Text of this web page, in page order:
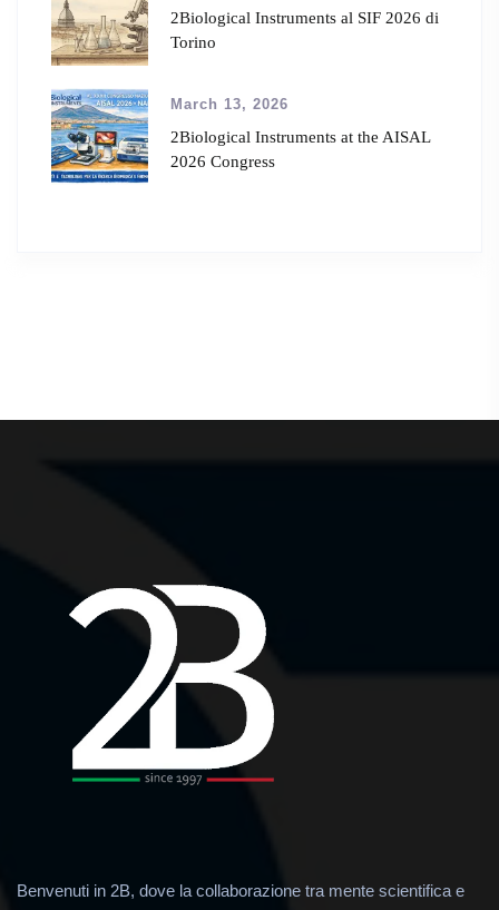
2Biological Instruments al SIF 2026 di
Torino
March 13, 2026
2Biological Instruments at the AISAL
2026 Congress
Benvenuti in 2B, dove la collaborazione tra mente scientifica e